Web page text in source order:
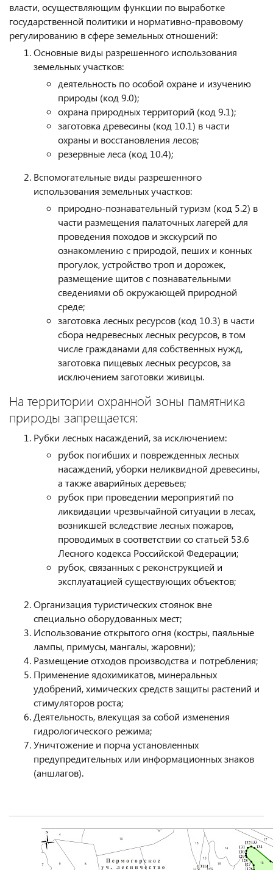
власти, осуществляющим функции по выработке
государственной политики и нормативно-правовому
регулированию в сфере земельных отношений:
Основные виды разрешенного использования
земельных участков:
деятельность по особой охране и изучению
природы (код 9.0);
охрана природных территорий (код 9.1);
заготовка древесины (код 10.1) в части
охраны и восстановления лесов;
резервные леса (код 10.4);
Вспомогательные виды разрешенного
использования земельных участков:
природно-познавательный туризм (код 5.2) в
части размещения палаточных лагерей для
проведения походов и экскурсий по
ознакомлению с природой, пеших и конных
прогулок, устройство троп и дорожек,
размещение щитов с познавательными
сведениями об окружающей природной
среде;
заготовка лесных ресурсов (код 10.3) в части
сбора недревесных лесных ресурсов, в том
числе гражданами для собственных нужд,
заготовка пищевых лесных ресурсов, за
исключением заготовки живицы.
На территории охранной зоны памятника
природы запрещается:
Рубки лесных насаждений, за исключением:
рубок погибших и поврежденных лесных
насаждений, уборки неликвидной древесины,
а также аварийных деревьев;
рубок при проведении мероприятий по
ликвидации чрезвычайной ситуации в лесах,
возникшей вследствие лесных пожаров,
проводимых в соответствии со статьей 53.6
Лесного кодекса Российской Федерации;
рубок, связанных с реконструкцией и
эксплуатацией существующих объектов;
Организация туристических стоянок вне
специально оборудованных мест;
Использование открытого огня (костры, паяльные
лампы, примусы, мангалы, жаровни);
Размещение отходов производства и потребления;
Применение ядохимикатов, минеральных
удобрений, химических средств защиты растений и
стимуляторов роста;
Деятельность, влекущая за собой изменения
гидрологического режима;
Уничтожение и порча установленных
предупредительных или информационных знаков
(аншлагов).